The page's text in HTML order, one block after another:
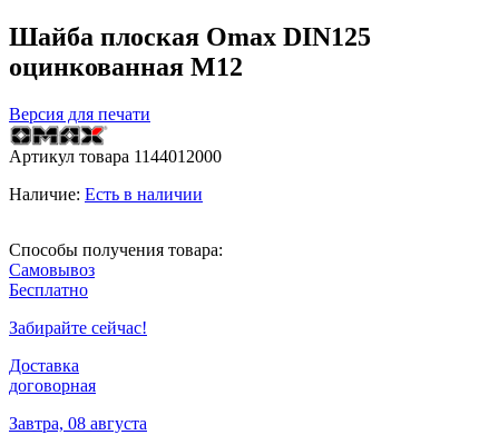
Шайба плоская Omax DIN125
оцинкованная М12
Версия для печати
Артикул товара 1144012000
Наличие: Есть в наличии
Способы получения товара:
Самовывоз
Бесплатно
Забирайте сейчас!
Доставка
договорная
Завтра, 08 августа